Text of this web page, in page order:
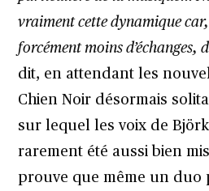
vraiment cette dynamique
forcément moins d’échanges,
dit, en attendant les
Chien Noir désormais
sur lequel les voix de
rarement été aussi bien
prouve que même un duo